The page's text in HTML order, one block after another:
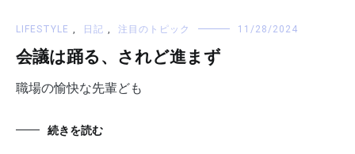
LIFESTYLE , 日記 , 注目のトピック 11/28/2024
会議は踊る、されど進まず
職場の愉快な先輩ども
続きを読む